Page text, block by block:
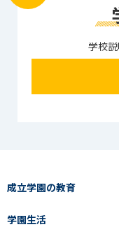
学校
成立学園の教育
6年間の一貫教育
学園生活